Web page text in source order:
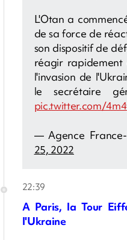
L'Otan a
de sa force de
son dispositif de
réagir
l'invasion de
le secrétaire
pic.twitter.com/
— Agence France-
25, 2022
22:39
A Paris, la Tour
l'Ukraine